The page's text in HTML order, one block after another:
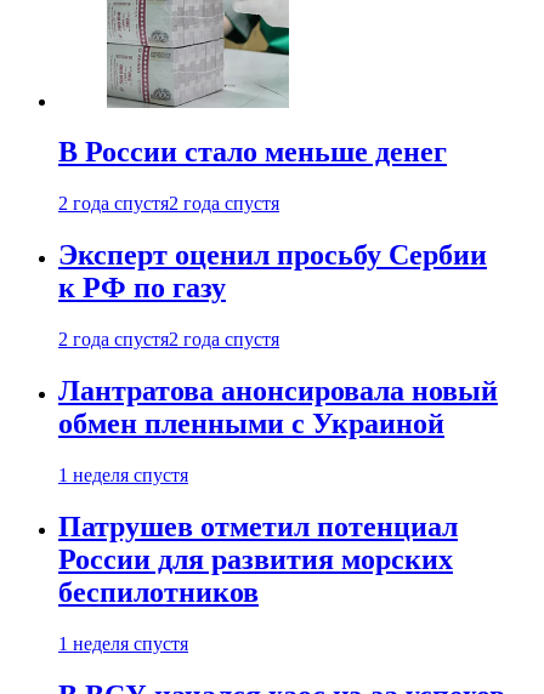
В России стало меньше денег
2 года спустя2 года спустя
Эксперт оценил просьбу Сербии
к РФ по газу
2 года спустя2 года спустя
Лантратова анонсировала новый
обмен пленными с Украиной
1 неделя спустя
Патрушев отметил потенциал
России для развития морских
беспилотников
1 неделя спустя